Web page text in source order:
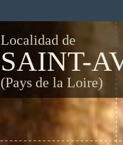
Localidad de
SAINT-
(Pays de la Loire)